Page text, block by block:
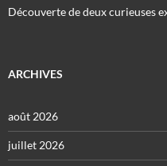
Découverte de deux curieuses
ARCHIVES
août 2026
juillet 2026